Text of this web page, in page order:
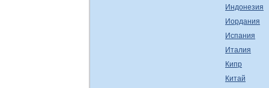
Индонезия
Иордания
Испания
Италия
Кипр
Китай